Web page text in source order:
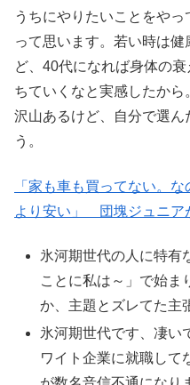
うちにやりたいことをや
って思います。若い時は
ど、40代になれば身体の
ちていくなと実感したか
沢山あるけど、自分で選
う。
「家も車も買ってない。
より安い」 団塊ジュニア
氷河期世代の人に特有
ことに私は～」で始ま
か、主題とズレてた主
氷河期世代です、凄い
ワイト企業に就職して